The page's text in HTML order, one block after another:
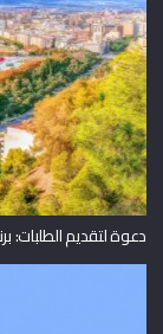
دعوة لتقديم الطلبات: